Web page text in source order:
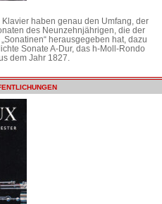
haben genau den Umfang, der
des Neunzehnjährigen, die der
herausgegeben hat, dazu
Sonate A-Dur, das h-Moll-Rondo
dem Jahr 1827.